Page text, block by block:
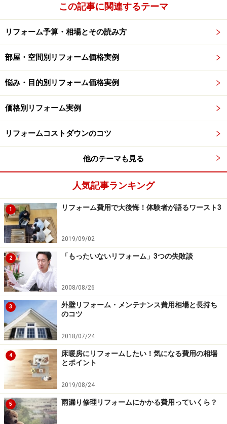
この記事に関連するテーマ
リフォーム予算・相場とその読み方
部屋・空間別リフォーム価格実例
悩み・目的別リフォーム価格実例
価格別リフォーム実例
リフォームコストダウンのコツ
他のテーマも見る
人気記事ランキング
1 リフォーム費用で大後悔！体験者が語るワースト3
2019/09/02
2 「もったいないリフォーム」3つの失敗談
2008/08/26
3
外壁リフォーム・メンテナンス費用相場と長持ち
のコツ
2018/07/24
4
床暖房にリフォームしたい！気になる費用の相場
とポイント
2019/08/24
5 雨漏り修理リフォームにかかる費用っていくら？